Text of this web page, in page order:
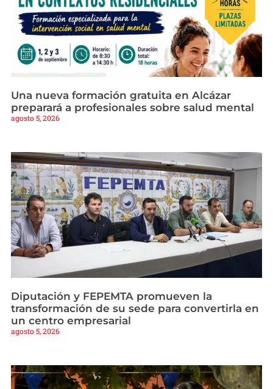
Una nueva formación gratuita en Alcázar
preparará a profesionales sobre salud mental
agosto 5, 2026
Diputación y FEPEMTA promueven la
transformación de su sede para convertirla en
un centro empresarial
agosto 5, 2026